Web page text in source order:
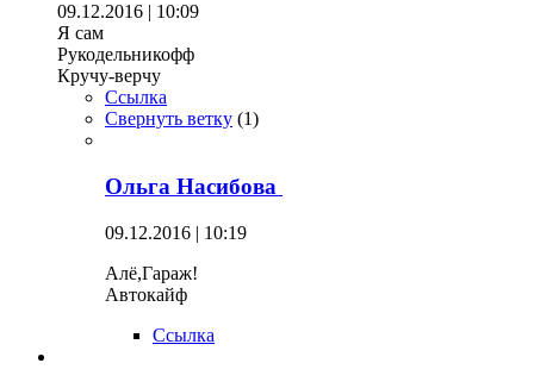
09.12.2016 | 10:09
Я сам
Рукодельникофф
Кручу-верчу
Ссылка
Свернуть ветку (1)
Ольга Насибова
09.12.2016 | 10:19
Алё,Гараж!
Автокайф
Ссылка